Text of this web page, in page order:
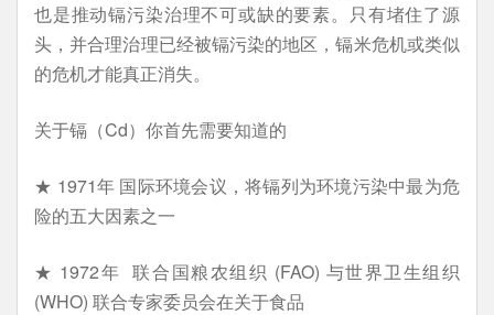
也是推动镉污染治理不可或缺的要素。只有堵住了源
头，并合理治理已经被镉污染的地区，镉米危机或类似
的危机才能真正消失。
关于镉（Cd）你首先需要知道的
★ 1971年 国际环境会议，将镉列为环境污染中最为危
险的五大因素之一
★ 1972年 联合国粮农组织 (FAO) 与世界卫生组织
(WHO) 联合专家委员会在关于食品